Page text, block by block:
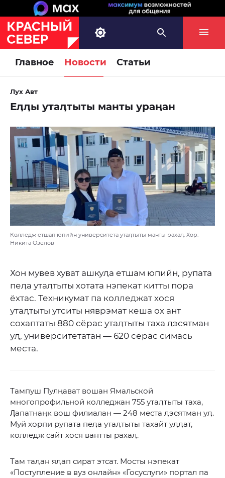
Главное Новости Статьи
Лух Авт
Еӆӆы утаӆтыты манты ураӊан
Колледж етшап юпийн университета утаӆтыты манты рахаӆ. Хор:
Никита Озелов
Хон мувев хуват ашкуӆа етшам юпийн, рупата
пеӆа утаӆтыты хотата нэпекат китты пора
ёхтас. Техникумат па колледжат хося
утаӆтыты утситы няврэмат кеша ох ант
сохаптаты 880 сёрас утаӆтыты таха ӆэсятман
уӆ, университетатан — 620 сёрас симась
места.
Тампуш Пулӊават вошан Ямальской
многопрофильной колледжан 755 утаӆтыты таха,
Ӆапатнаӊк вош филиалан — 248 места ӆэсятман уӆ.
Муй хорпи рупата пеӆа утаӆтыты тахайт уӆӆат,
колледж сайт хося вантты рахаӆ.
Там таӆан яӆап сират этсат. Мосты нэпекат
«Поступление в вуз онлайн» «Госуслуги» портал па